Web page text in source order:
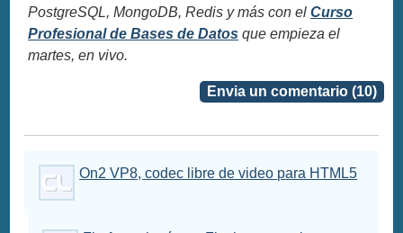
PostgreSQL, MongoDB, Redis y más con elCurso
Profesional de Bases de Datos que empieza el
martes, en vivo.
Envia un comentario (10)
On2 VP8, codec libre de video para HTML5